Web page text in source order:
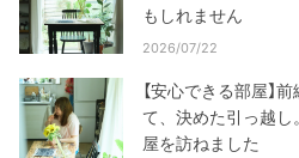
もしれません
2026/07/22
【安心できる部屋】
て、決めた引っ越
屋を訪ねました